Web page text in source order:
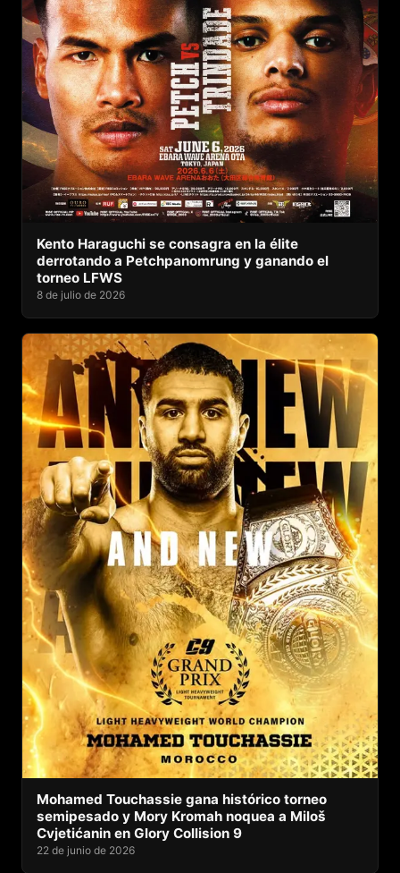
Kento Haraguchi se consagra en la élite
derrotando a Petchpanomrung y ganando el
torneo LFWS
8 de julio de 2026
Mohamed Touchassie gana histórico torneo
semipesado y Mory Kromah noquea a Miloš
Cvjetićanin en Glory Collision 9
22 de junio de 2026